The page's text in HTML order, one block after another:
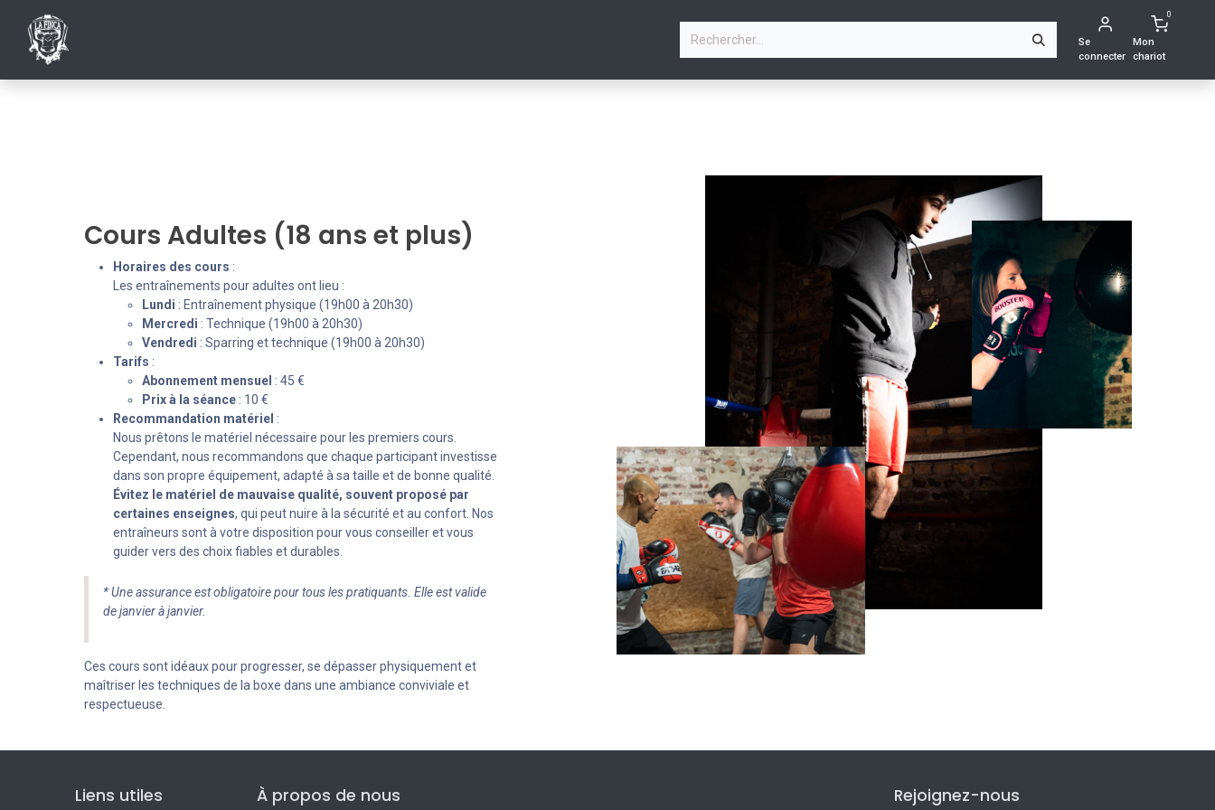
COURS & PLANNING
Se
connecter
0
Mon
chariot
Cours Adultes (18 ans et plus)
Horaires des cours :
Les entraînements pour adultes ont lieu :
Lundi : Entraînement physique (19h00 à 20h30)
Mercredi : Technique (19h00 à 20h30)
Vendredi : Sparring et technique (19h00 à 20h30)
Tarifs :
Abonnement mensuel : 45 €
Prix à la séance: 10 €
Recommandation matériel :
Nous prêtons le matériel nécessaire pour les premiers cours.
Cependant, nous recommandons que chaque participant investisse
dans son propre équipement, adapté à sa taille et de bonne qualité.
Évitez le matériel de mauvaise qualité, souvent proposé par
certaines enseignes, qui peut nuire à la sécurité et au confort. Nos
entraîneurs sont à votre disposition pour vous conseiller et vous
guider vers des choix fiables et durables.
* Une assurance est obligatoire pour tous les pratiquants. Elle est valide
de janvier à janvier.
Ces cours sont idéaux pour progresser, se dépasser physiquement et
maîtriser les techniques de la boxe dans une ambiance conviviale et
respectueuse.
Liens utiles À propos de nous Rejoignez-nous